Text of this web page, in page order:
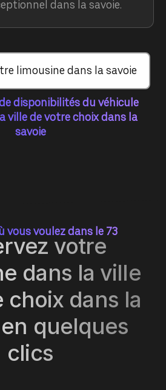
dans la savoie.
limousine dans la savoie
disponibilités du véhicule
ville de votre choix dans la
savoie
vous voulez dans le 73
votre
dans la ville
choix dans la
quelques
clics